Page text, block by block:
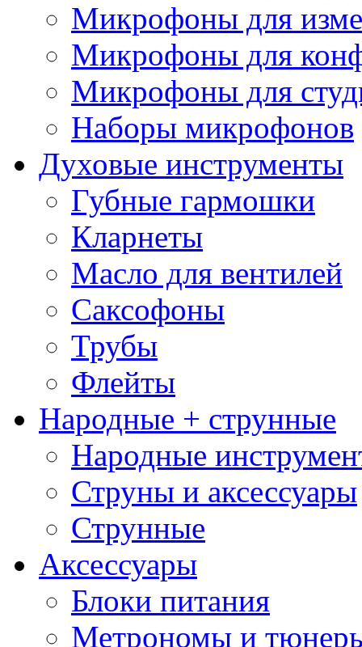
Микрофоны для
Микрофоны для
Микрофоны для
Наборы микрофонов
Духовые инструменты
Губные гармошки
Кларнеты
Масло для вентилей
Саксофоны
Трубы
Флейты
Народные + струнные
Народные
Струны и аксессуары
Струнные
Аксессуары
Блоки питания
Метрономы и